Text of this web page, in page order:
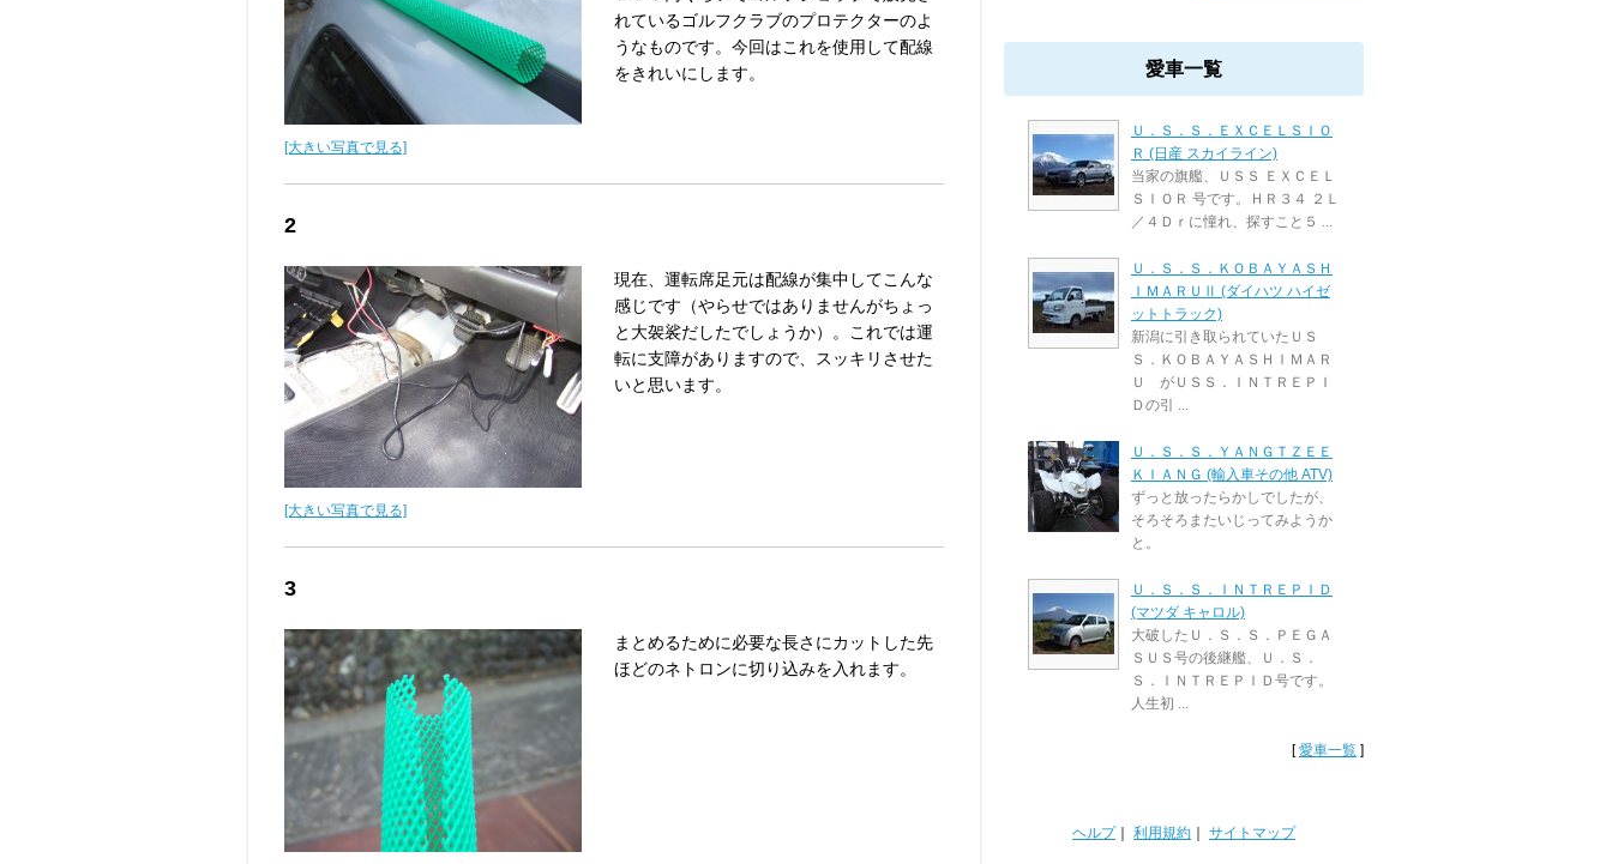
[大きい写真で見る]
れているゴルフクラブのプロテクターのよ
うなものです。今回はこれを使用して配線
をきれいにします。
2
[大きい写真で見る]
現在、運転席足元は配線が集中してこんな
感じです（やらせではありませんがちょっ
と大袈裟だしたでしょうか）。これでは運
転に支障がありますので、スッキリさせた
いと思います。
3
まとめるために必要な長さにカットした先
ほどのネトロンに切り込みを入れます。
愛車一覧
Ｕ．Ｓ．Ｓ．ＥＸＣＥＬＳＩＯ
Ｒ (日産 スカイライン)
当家の旗艦、ＵＳＳ ＥＸＣＥＬ
ＳＩＯＲ 号です。ＨＲ３４ ２Ｌ
／４Ｄｒに憧れ、探すこと５ ...
Ｕ．Ｓ．Ｓ．ＫＯＢＡＹＡＳＨ
ＩＭＡＲＵⅡ (ダイハツ ハイゼ
ットトラック)
新潟に引き取られていたＵＳ
Ｓ．ＫＯＢＡＹＡＳＨＩＭＡＲ
Ｕ がＵＳＳ．ＩＮＴＲＥＰＩ
Ｄの引 ...
Ｕ．Ｓ．Ｓ．ＹＡＮＧＴＺＥＥ
ＫＩＡＮＧ (輸入車その他 ATV)
ずっと放ったらかしでしたが、
そろそろまたいじってみようか
と。
Ｕ．Ｓ．Ｓ．ＩＮＴＲＥＰＩＤ
(マツダ キャロル)
大破したＵ．Ｓ．Ｓ．ＰＥＧＡ
ＳＵＳ号の後継艦、Ｕ．Ｓ．
Ｓ．ＩＮＴＲＥＰＩＤ号です。
人生初 ...
[愛車一覧 ]
ヘルプ｜ 利用規約 サイトマップ